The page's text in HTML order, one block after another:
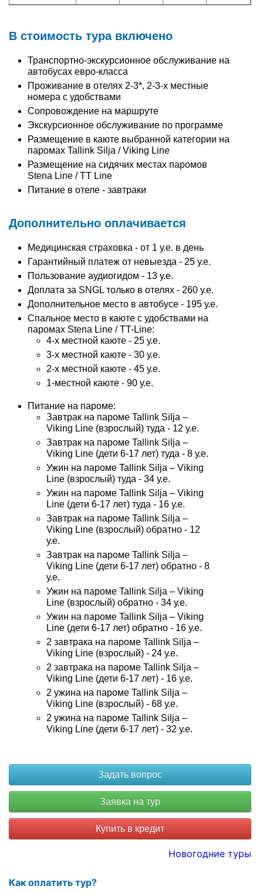
В стоимость тура включено
Транспортно-экскурсионное обслуживание на
автобусах евро-класса
Проживание в отелях 2-3*, 2-3-х местные
номера с удобствами
Сопровождение на маршруте
Экскурсионное обслуживание по программе
Размещение в каюте выбранной категории на
паромах Tallink Silja / Viking Line
Размещение на сидячих местах паромов
Stena Line / TT Line
Питание в отеле - завтраки
Дополнительно оплачивается
Медицинская страховка - от 1 у.е. в день
Гарантийный платеж от невыезда - 25 у.е.
Пользование аудиогидом - 13 у.е.
Доплата за SNGL только в отелях - 260 у.е.
Дополнительное место в автобусе - 195 у.е.
Спальное место в каюте с удобствами на
паромах Stena Line / TT-Line:
4-х местной каюте - 25 у.е.
3-х местной каюте - 30 у.е.
2-х местной каюте - 45 у.е.
1-местной каюте - 90 у.е.
Питание на пароме:
Завтрак на пароме Tallink Silja –
Viking Line (взрослый) туда - 12 у.е.
Завтрак на пароме Tallink Silja –
Viking Line (дети 6-17 лет) туда - 8 у.е.
Ужин на пароме Tallink Silja – Viking
Line (взрослый) туда - 34 у.е.
Ужин на пароме Tallink Silja – Viking
Line (дети 6-17 лет) туда - 16 у.е.
Завтрак на пароме Tallink Silja –
Viking Line (взрослый) обратно - 12
у.е.
Завтрак на пароме Tallink Silja –
Viking Line (дети 6-17 лет) обратно - 8
у.е.
Ужин на пароме Tallink Silja – Viking
Line (взрослый) обратно - 34 у.е.
Ужин на пароме Tallink Silja – Viking
Line (дети 6-17 лет) обратно - 16 у.е.
2 завтрака на пароме Tallink Silja –
Viking Line (взрослый) - 24 у.е.
2 завтрака на пароме Tallink Silja –
Viking Line (дети 6-17 лет) - 16 у.е.
2 ужина на пароме Tallink Silja –
Viking Line (взрослый) - 68 у.е.
2 ужина на пароме Tallink Silja –
Viking Line (дети 6-17 лет) - 32 у.е.
Купить в кредит
Новогодние туры
Как оплатить тур?